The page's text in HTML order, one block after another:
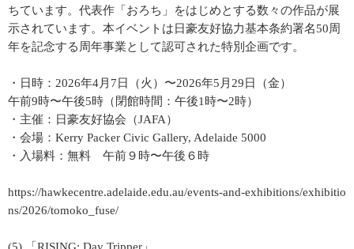
ちています。代表作「おろち」をはじめとする数々の作品が展
示されています。本イベントは日豪友好協力基本条約署名50周
年を記念する周年事業として認可された特別企画です。
・日時：2026年4月7日（火）〜2026年5月29日（金）
午前9時〜午後5時（閉館時間：午後1時〜2時）
・主催：日豪友好協会（JAFA）
・会場：Kerry Packer Civic Gallery, Adelaide 5000
・入場料：無料 午前９時〜午後６時
https://hawkecentre.adelaide.edu.au/events-and-exhibitions/exhibitio
ns/2026/tomoko_fuse/